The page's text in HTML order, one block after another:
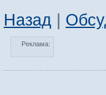
Назад |
Реклама: